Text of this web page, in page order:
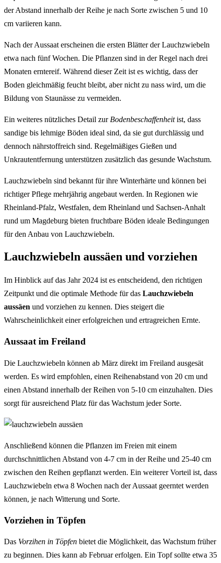
der Abstand innerhalb der Reihe je nach Sorte zwischen 5 und 10
cm variieren kann.
Nach der Aussaat erscheinen die ersten Blätter der Lauchzwiebeln
etwa nach fünf Wochen. Die Pflanzen sind in der Regel nach drei
Monaten erntereif. Während dieser Zeit ist es wichtig, dass der
Boden gleichmäßig feucht bleibt, aber nicht zu nass wird, um die
Bildung von Staunässe zu vermeiden.
Ein weiteres nützliches Detail zur Bodenbeschaffenheitist, dass
sandige bis lehmige Böden ideal sind, da sie gut durchlässig und
dennoch nährstoffreich sind. Regelmäßiges Gießen und
Unkrautentfernung unterstützen zusätzlich das gesunde Wachstum.
Lauchzwiebeln sind bekannt für ihre Winterhärte und können bei
richtiger Pflege mehrjährig angebaut werden. In Regionen wie
Rheinland-Pfalz, Westfalen, dem Rheinland und Sachsen-Anhalt
rund um Magdeburg bieten fruchtbare Böden ideale Bedingungen
für den Anbau von Lauchzwiebeln.
Lauchzwiebeln aussäen und vorziehen
Im Hinblick auf das Jahr 2024 ist es entscheidend, den richtigen
Zeitpunkt und die optimale Methode für das Lauchzwiebeln
aussäen und vorziehen zu kennen. Dies steigert die
Wahrscheinlichkeit einer erfolgreichen und ertragreichen Ernte.
Aussaat im Freiland
Die Lauchzwiebeln können ab März direkt im Freiland ausgesät
werden. Es wird empfohlen, einen Reihenabstand von 20 cm und
einen Abstand innerhalb der Reihen von 5-10 cm einzuhalten. Dies
sorgt für ausreichend Platz für das Wachstum jeder Sorte.
Anschließend können die Pflanzen im Freien mit einem
durchschnittlichen Abstand von 4-7 cm in der Reihe und 25-40 cm
zwischen den Reihen gepflanzt werden. Ein weiterer Vorteil ist, dass
Lauchzwiebeln etwa 8 Wochen nach der Aussaat geerntet werden
können, je nach Witterung und Sorte.
Vorziehen in Töpfen
Das Vorzihen in Töpfen bietet die Möglichkeit, das Wachstum früher
zu beginnen. Dies kann ab Februar erfolgen. Ein Topf sollte etwa 35